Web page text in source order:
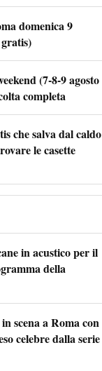
domenica 9
(7-8-9 agosto
completa
che salva dal caldo
le casette
in acustico per il
della
scena a Roma con
celebre dalla serie